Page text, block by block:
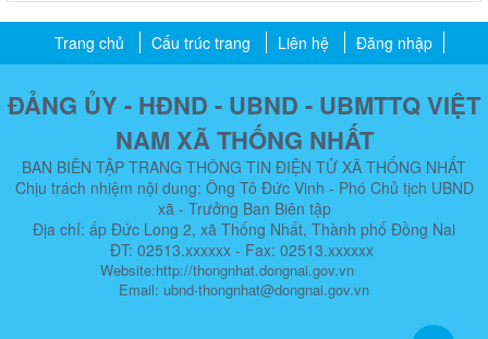
Trang chủ Cấu trúc trang Liên hệ Đăng nhập
ĐẢNG ỦY - HĐND - UBND - UBMTTQ VIỆT
NAM XÃ THỐNG NHẤT
BAN BIÊN TẬP TRANG THÔNG TIN ĐIỆN TỬ XÃ THỐNG NHẤT
Chịu trách nhiệm nội dung: Ông Tô Đức Vinh - Phó Chủ tịch UBND
xã - Trưởng Ban Biên tập
Địa chỉ: ấp Đức Long 2, xã Thống Nhất, Thành phố Đồng Nai
ĐT: 02513.xxxxxx - Fax: 02513.xxxxxx
Website:http://thongnhat.dongnai.gov.vn
Email: ubnd-thongnhat@dongnai.gov.vn​